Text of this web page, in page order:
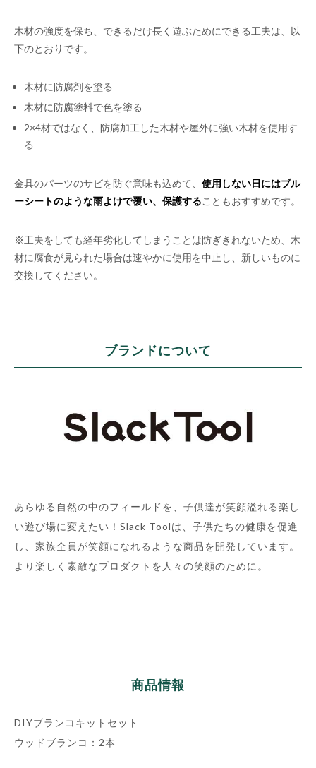
木材の強度を保ち、できるだけ長く遊ぶためにできる工夫は、以
下のとおりです。
木材に防腐剤を塗る
木材に防腐塗料で色を塗る
2×4材ではなく、防腐加工した木材や屋外に強い木材を使用す
る
金具のパーツのサビを防ぐ意味も込めて、 使用しない日にはブル
ーシートのような雨よけで覆い、保護することもおすすめです。
※工夫をしても経年劣化してしまうことは防ぎきれないため、木
材に腐食が見られた場合は速やかに使用を中止し、新しいものに
交換してください。
ブランドについて
あらゆる自然の中のフィールドを、子供達が笑顔溢れる楽し
い遊び場に変えたい！Slack Toolは、子供たちの健康を促進
し、家族全員が笑顔になれるような商品を開発しています。
より楽しく素敵なプロダクトを人々の笑顔のために。
商品情報
DIYブランコキットセット
ウッドブランコ：2本